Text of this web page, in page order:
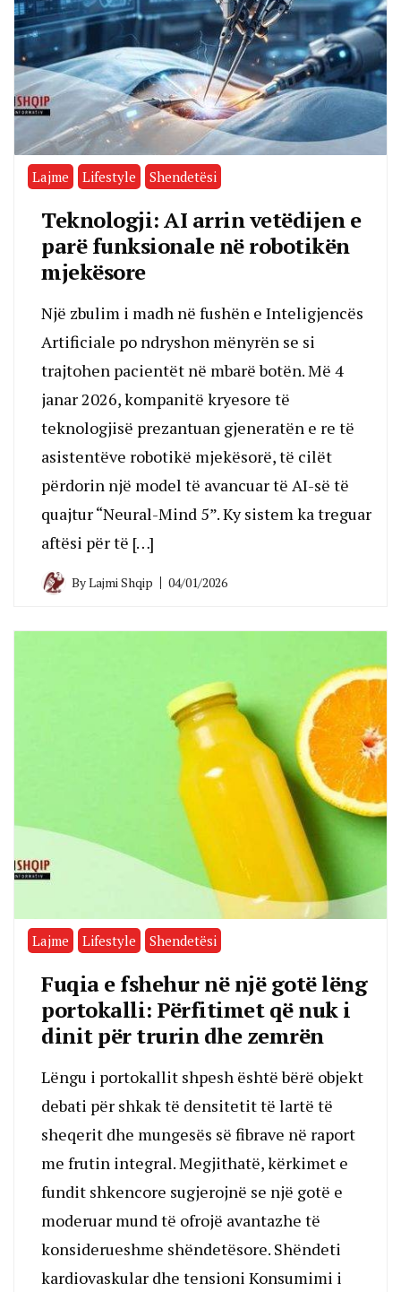
Lajme Lifestyle Shendetësi
Teknologji: AI arrin vetëdijen e
parë funksionale në robotikën
mjekësore
Një zbulim i madh në fushën e Inteligjencës
Artificiale po ndryshon mënyrën se si
trajtohen pacientët në mbarë botën. Më 4
janar 2026, kompanitë kryesore të
teknologjisë prezantuan gjeneratën e re të
asistentëve robotikë mjekësorë, të cilët
përdorin një model të avancuar të AI-së të
quajtur “Neural-Mind 5”. Ky sistem ka treguar
aftësi për të […]
ByLajmi Shqip 04/01/2026
Lajme Lifestyle Shendetësi
Fuqia e fshehur në një gotë lëng
portokalli: Përfitimet që nuk i
dinit për trurin dhe zemrën
Lëngu i portokallit shpesh është bërë objekt
debati për shkak të densitetit të lartë të
sheqerit dhe mungesës së fibrave në raport
me frutin integral. Megjithatë, kërkimet e
fundit shkencore sugjerojnë se një gotë e
moderuar mund të ofrojë avantazhe të
konsiderueshme shëndetësore. Shëndeti
kardiovaskular dhe tensioni Konsumimi i